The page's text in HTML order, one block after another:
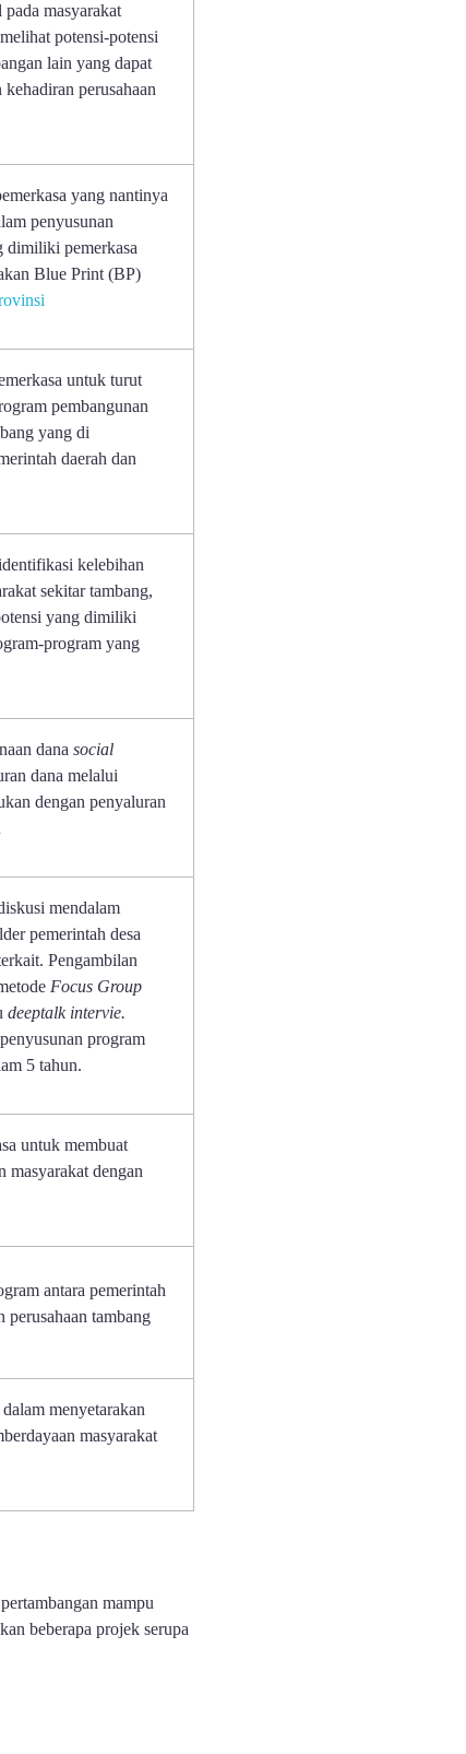
pada masyarakat
potensi-potensi
lain yang dapat
perusahaan
yang nantinya
penyusunan
dimiliki pemerkasa
Blue Print (BP)
untuk turut
pembangunan
yang di
daerah dan
kelebihan
sekitar tambang,
yang dimiliki
program yang
danasocial
dana melalui
dengan penyaluran
mendalam
pemerintah desa
Pengambilan
Focus Group
deeptalk intervie.
program
5 tahun.
untuk membuat
masyarakat dengan
antara pemerintah
perusahaan tambang
menyetarakan
masyarakat
mampu
beberapa projek serupa